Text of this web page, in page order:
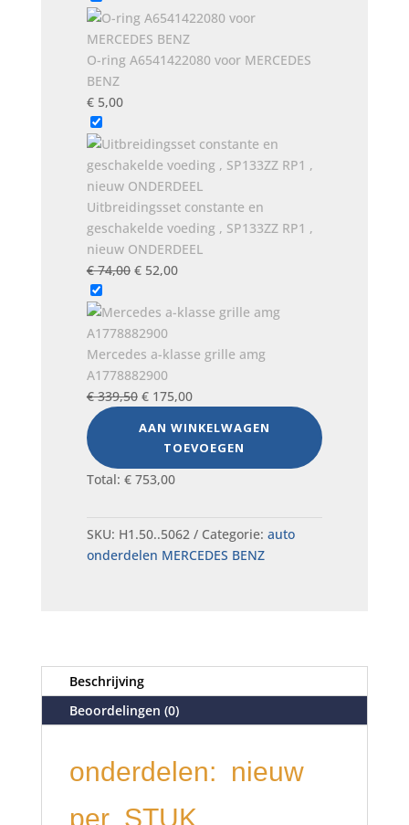
O-ring A6541422080 voor MERCEDES
BENZ
€5,00
Uitbreidingsset constante en
geschakelde voeding , SP133ZZ RP1 ,
nieuw ONDERDEEL
€74,00 Oorspronkelijke
was:
€ 74,00.
€52,00Huidige
is:
Mercedes a-klasse grille amg
A1778882900
€339,50 Oorspronkelijke
was:
€ 339,50.
€175,00Huidige
is:
€ 175,00.
AAN WINKELWAGEN
TOEVOEGEN
Total: €753,00
SKU: H1.50..5062 Categorie: auto
onderdelen MERCEDES BENZ
Beschrijving
Beoordelingen (0)
onderdelen: nieuw
per STUK